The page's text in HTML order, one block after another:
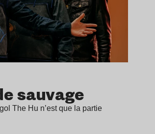
sauvage
The Hu n’est que la partie